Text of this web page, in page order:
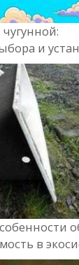
и
в